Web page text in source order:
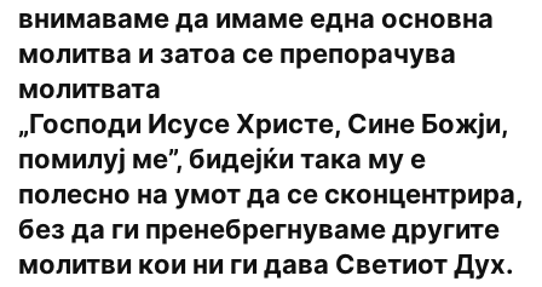
внимаваме да имаме една основна
молитва и затоа се препорачува
молитвата
„Господи Исусе Христе, Сине Божји,
помилуј ме”, бидејќи така му е
полесно на умот да се сконцентрира,
без да ги пренебрегнуваме другите
молитви кои ни ги дава Светиот Дух.